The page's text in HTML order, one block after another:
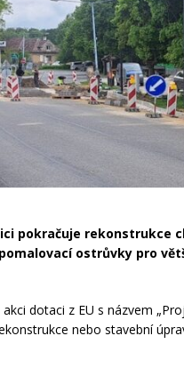
pokračuje rekonstrukce
ostrůvky pro
dotaci z EU s názvem
nebo stavební